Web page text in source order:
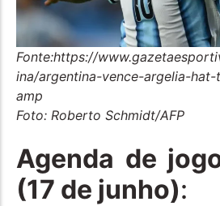
Fonte:https://
ina/argentina-vence-argelia-
amp
Foto: Roberto Schmidt/AFP
Agenda de
(17 de junho):